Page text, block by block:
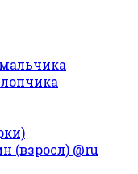
(взросл) @ru